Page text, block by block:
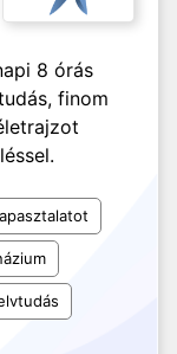
8 órás
finom